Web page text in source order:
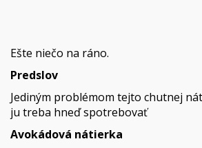
Ešte niečo na ráno.
Predslov
Jediným problémom tejto chutnej
ju treba hneď spotrebovať
Avokádová nátierka